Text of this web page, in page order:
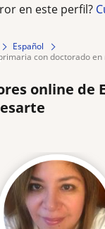
en este perfil?
Español
con doctorado
online de